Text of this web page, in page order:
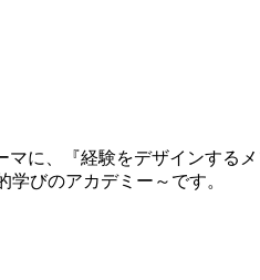
に、『経験をデザインする
びのアカデミー～です。